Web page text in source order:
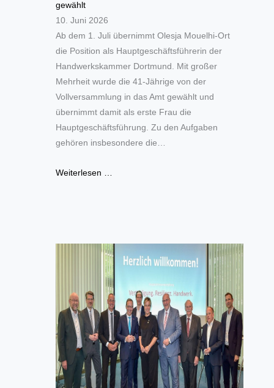
gewählt
10. Juni 2026
Ab dem 1. Juli übernimmt Olesja Mouelhi-Ort
die Position als Hauptgeschäftsführerin der
Handwerkskammer Dortmund. Mit großer
Mehrheit wurde die 41-Jährige von der
Vollversammlung in das Amt gewählt und
übernimmt damit als erste Frau die
Hauptgeschäftsführung. Zu den Aufgaben
gehören insbesondere die…
Weiterlesen …